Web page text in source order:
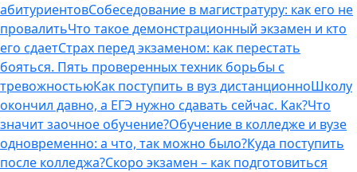
абитуриентовСобеседование в магистратуру: как его не
провалитьЧто такое демонстрационный экзамен и кто
его сдаетСтрах перед экзаменом: как перестать
бояться. Пять проверенных техник борьбы с
тревожностьюКак поступить в вуз дистанционноШколу
окончил давно, а ЕГЭ нужно сдавать сейчас. Как?Что
значит заочное обучение?Обучение в колледже и вузе
одновременно: а что, так можно было?Куда поступить
после колледжа?Скоро экзамен – как подготовиться